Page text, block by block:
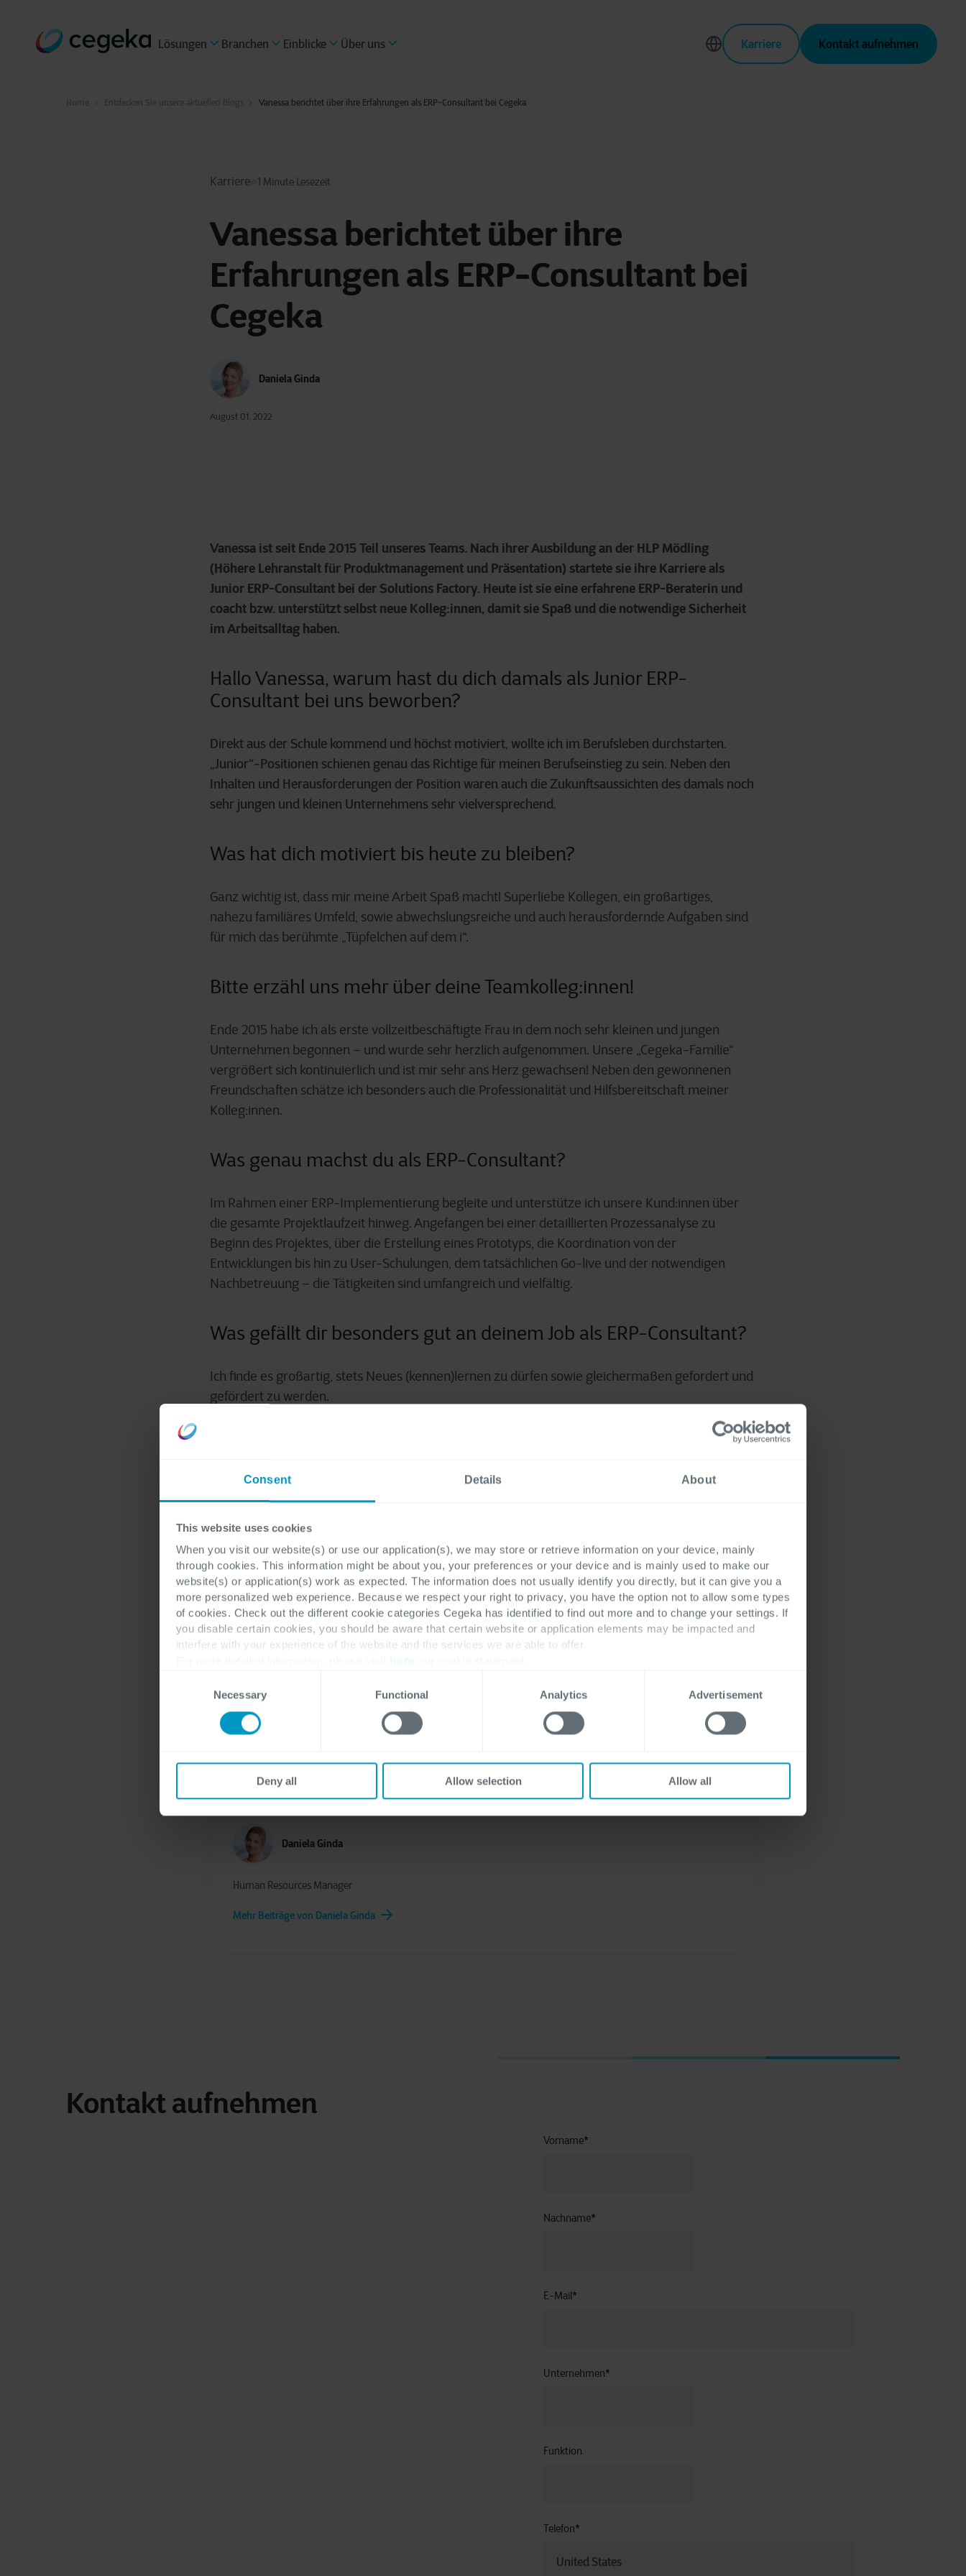
Consent Details About
This website uses cookies
When you visit our website(s) or use our application(s), we may store or retrieve information on your device, mainly
through cookies. This information might be about you, your preferences or your device and is mainly used to make our
website(s) or application(s) work as expected. The information does not usually identify you directly, but it can give you a
more personalized web experience. Because we respect your right to privacy, you have the option not to allow some types
of cookies. Check out the different cookie categories Cegeka has identified to find out more and to change your settings. If
you disable certain cookies, you should be aware that certain website or application elements may be impacted and
interfere with your experience of the website and the services we are able to offer.
Necessary Functional Analytics Advertisement
Deny all Allow selection Allow all
Lösungen Branchen Einblicke Über uns Karriere Kontakt aufnehmen
Home Entdecken Sie unsere aktuellen Blogs Vanessa berichtet über ihre Erfahrungen als ERP-Consultant bei Cegeka
Karriere 1 Minute Lesezeit
Vanessa berichtet über ihre
Erfahrungen als ERP-Consultant bei
Cegeka
Daniela Ginda
August 01, 2022
Vanessa ist seit Ende 2015 Teil unseres Teams. Nach ihrer Ausbildung an der HLP Mödling
(Höhere Lehranstalt für Produktmanagement und Präsentation) startete sie ihre Karriere als
Junior ERP-Consultant bei der Solutions Factory. Heute ist sie eine erfahrene ERP-Beraterin und
coacht bzw. unterstützt selbst neue Kolleg:innen, damit sie Spaß und die notwendige Sicherheit
im Arbeitsalltag haben.
Hallo Vanessa, warum hast du dich damals als Junior ERP-
Consultant bei uns beworben?
Direkt aus der Schule kommend und höchst motiviert, wollte ich im Berufsleben durchstarten.
„Junior“-Positionen schienen genau das Richtige für meinen Berufseinstieg zu sein. Neben den
Inhalten und Herausforderungen der Position waren auch die Zukunftsaussichten des damals noch
sehr jungen und kleinen Unternehmens sehr vielversprechend.
Was hat dich motiviert bis heute zu bleiben?
Ganz wichtig ist, dass mir meine Arbeit Spaß macht! Superliebe Kollegen, ein großartiges,
nahezu familiäres Umfeld, sowie abwechslungsreiche und auch herausfordernde Aufgaben sind
für mich das berühmte „Tüpfelchen auf dem i“.
Bitte erzähl uns mehr über deine Teamkolleg:innen!
Ende 2015 habe ich als erste vollzeitbeschäftigte Frau in dem noch sehr kleinen und jungen
Unternehmen begonnen – und wurde sehr herzlich aufgenommen. Unsere „Cegeka-Familie“
vergrößert sich kontinuierlich und ist mir sehr ans Herz gewachsen! Neben den gewonnenen
Freundschaften schätze ich besonders auch die Professionalität und Hilfsbereitschaft meiner
Kolleg:innen.
Was genau machst du als ERP-Consultant?
Im Rahmen einer ERP-Implementierung begleite und unterstütze ich unsere Kund:innen über
die gesamte Projektlaufzeit hinweg. Angefangen bei einer detaillierten Prozessanalyse zu
Beginn des Projektes, über die Erstellung eines Prototyps, die Koordination von der
Entwicklungen bis hin zu User-Schulungen, dem tatsächlichen Go-live und der notwendigen
Nachbetreuung – die Tätigkeiten sind umfangreich und vielfältig.
Was gefällt dir besonders gut an deinem Job als ERP-Consultant?
Ich finde es großartig, stets Neues (kennen)lernen zu dürfen sowie gleichermaßen gefordert und
gefördert zu werden.
verantwortungsvoller Teamplayer mit Qualitätsbewusstsein und Lernbereitschaft.
Vielen Dank für das Gespräch Vanessa! 😊
Möchtest du auch ein Teil unseres familiären und motivierten Teams werden? Ich freue mich auf
eure
Bewerbung!
Daniela Ginda
Human Resources Manager
Mehr Beiträge von Daniela Ginda
Kontakt aufnehmen
Vorname*
Nachname*
E-Mail*
Unternehmen*
Funktion
Telefon*